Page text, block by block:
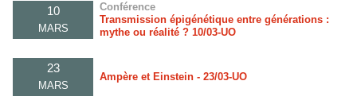
10
MARS
Conférence
Transmission épigénétique entre générations :
mythe ou réalité ? 10/03-UO
23
MARS
Ampère et Einstein - 23/03-UO